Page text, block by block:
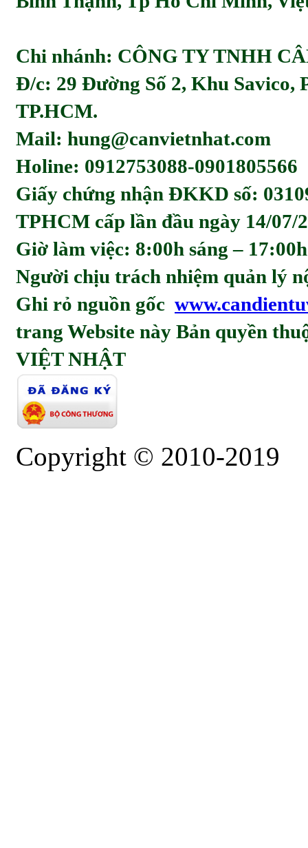
Chi nhánh: CÔNG TY TNHH
Đ/c: 29 Đường Số 2, Khu Savico,
TP.HCM.
Mail: hung@canvietnhat.com
Holine: 0912753088-0901805566
Giấy chứng nhận ĐKKD số:
TPHCM cấp lần đầu ngày 14/07/
Giờ làm việc: 8:00h sáng –
Người chịu trách nhiệm quản lý
Ghi rỏ nguồn gốc
trang Website này Bản quyền
VIỆT NHẬT
Copyright © 2010-2019